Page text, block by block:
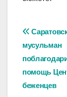
по
мусульман
помощь
беженцев